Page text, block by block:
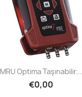
MRU Optima Taşınabilir...
€0,00